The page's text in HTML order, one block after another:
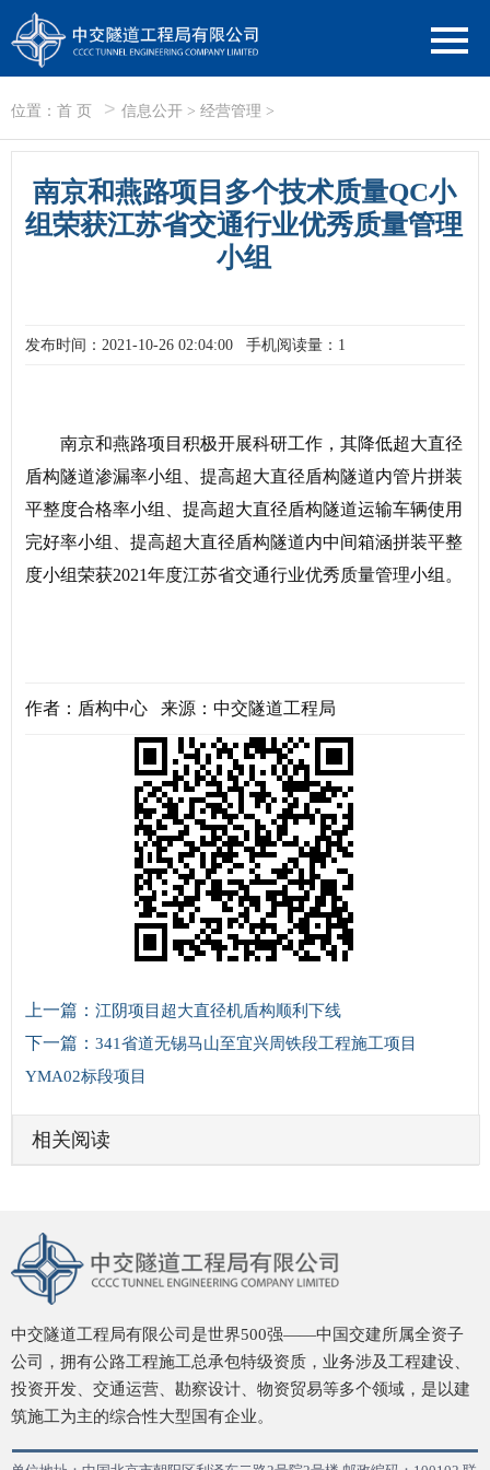
位置： 首 页 > 信息公开 > 经营管理 >
南京和燕路项目多个技术质量QC小
组荣获江苏省交通行业优秀质量管理
小组
发布时间：2021-10-26 02:04:00 手机阅读量：1
南京和燕路项目积极开展科研工作，其降低超大直径
盾构隧道渗漏率小组、提高超大直径盾构隧道内管片拼装
平整度合格率小组、提高超大直径盾构隧道运输车辆使用
完好率小组、提高超大直径盾构隧道内中间箱涵拼装平整
度小组荣获2021年度江苏省交通行业优秀质量管理小组。
作者：盾构中心 来源：中交隧道工程局
上一篇： 江阴项目超大直径机盾构顺利下线
下一篇： 341省道无锡马山至宜兴周铁段工程施工项目
YMA02标段项目
相关阅读
中交隧道工程局有限公司是世界500强——中国交建所属全资子
公司，拥有公路工程施工总承包特级资质，业务涉及工程建设、
投资开发、交通运营、勘察设计、物资贸易等多个领域，是以建
筑施工为主的综合性大型国有企业。